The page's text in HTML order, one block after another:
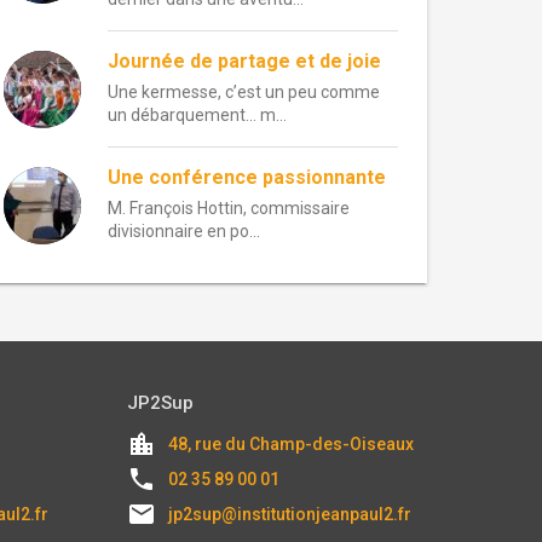
Journée de partage et de joie
Une kermesse, c’est un peu comme
un débarquement… m...
Une conférence passionnante
M. François Hottin, commissaire
divisionnaire en po...
JP2Sup
location_city 48, rue du Champ-des-Oiseaux
local_phone 02 35 89 00 01
email jp2sup@institutionjeanpaul2.fr